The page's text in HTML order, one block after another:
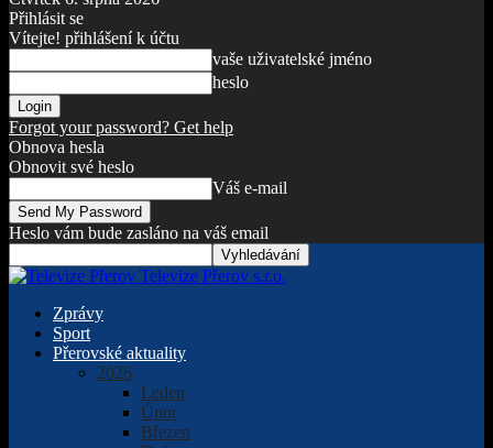
Přihlásit se
Vítejte! přihlášení k účtu
vaše uživatelské jméno
heslo
Forgot your password? Get help
Obnova hesla
Obnovit své heslo
Váš e-mail
Heslo vám bude zasláno na váš email
Televize Přerov s.r.o.
Zprávy
Sport
Přerovské aktuality
2026
Leden
Únor
Březen